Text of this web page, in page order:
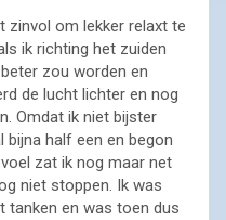
zinvol om lekker relaxt te
ik richting het zuiden
zou worden en
de lucht lichter en nog
Omdat ik niet bijster
half een en begon
zat ik nog maar net
niet stoppen. Ik was
tanken en was toen dus